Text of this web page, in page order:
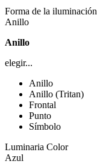
Forma de la iluminación
Anillo
Anillo
elegir...
Anillo
Anillo (Tritan)
Frontal
Punto
Símbolo
Luminaria Color
Azul